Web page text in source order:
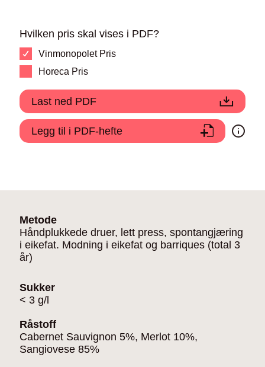
Hvilken pris skal vises i PDF?
Vinmonopolet Pris
Horeca Pris
Last ned PDF
Legg til i PDF-hefte
Metode
Håndplukkede druer, lett press, spontangjæring
i eikefat. Modning i eikefat og barriques (total 3
år)
Sukker
< 3 g/l
Råstoff
Cabernet Sauvignon 5%, Merlot 10%,
Sangiovese 85%